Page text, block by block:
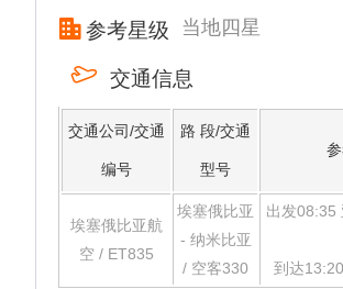
美学，教会世人：最极致的浪漫
烂共舞的孤独之美。
参考星级 当地四星
交通信息
交通公司/交通
编号
路 段/交通
型号
埃塞俄比亚航
空 / ET835
埃塞俄比亚
- 纳米比亚
/ 空客330
出发08:35
到达